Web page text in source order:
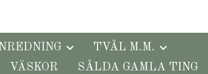
TVÅL M.M.
VÄSKOR SÅLDA GAMLA TING